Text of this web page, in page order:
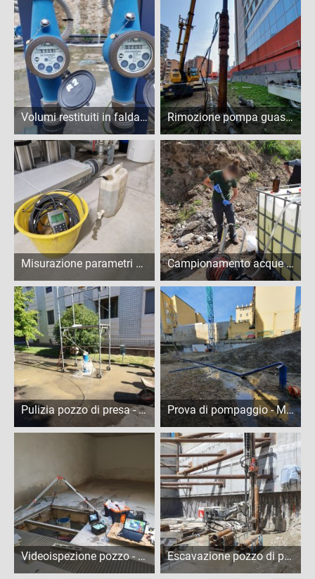
Volumi restituiti in falda - Milano Rimozione pompa guasta da un pozzo - Milano
Misurazione parametri chimico-fisici con sonda multiparametrica - Milano Campionamento acque di falda - Pavia
Pulizia pozzo di presa - Corsico Prova di pompaggio - Milano
Videoispezione pozzo - Milano Escavazione pozzo di presa - Milano